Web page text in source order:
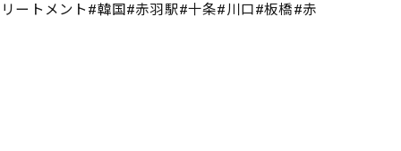
ートメント#韓国#赤羽駅#十条#川口#板橋#赤